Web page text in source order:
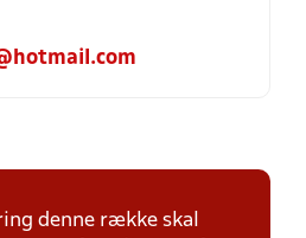
denne række skal